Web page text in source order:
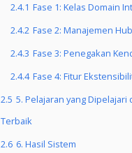
2.4.1 Fase 1: Kelas Domain
2.4.2 Fase 2: Manajemen
2.4.3 Fase 3: Penegakan
2.4.4 Fase 4: Fitur
2.5 5. Pelajaran yang Dipelajari
Terbaik
2.6 6. Hasil Sistem